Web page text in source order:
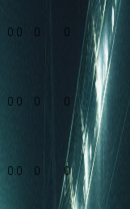
0:0 0 0
0:0 0 0
0:0 0 0